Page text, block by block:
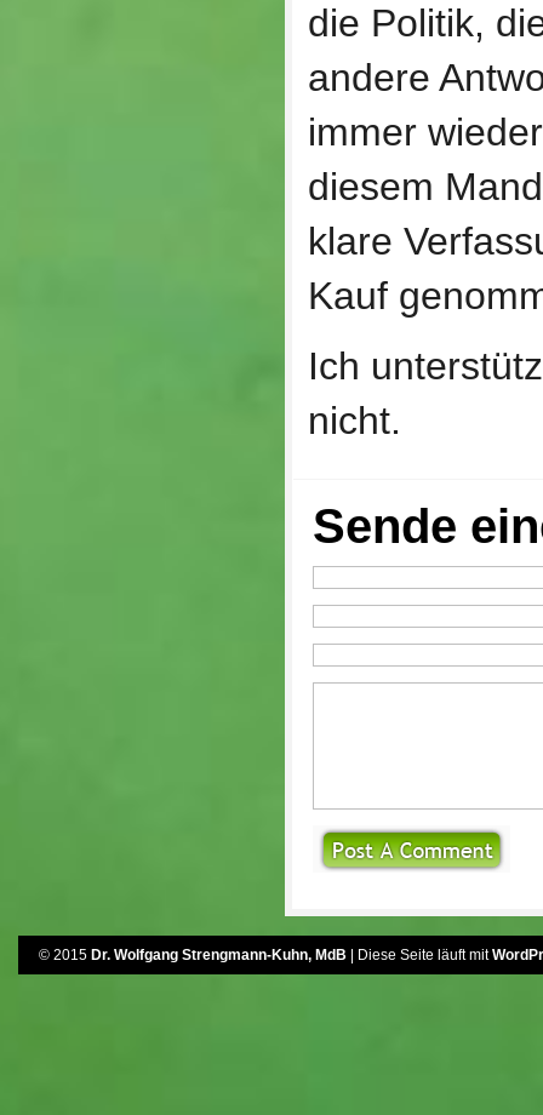
die Politik,
andere
immer
diesem
klare
Kauf
Ich
nicht.
Sende
© 2015 Dr. Wolfgang Strengmann-Kuhn, MdB | Diese Seite läuft mit